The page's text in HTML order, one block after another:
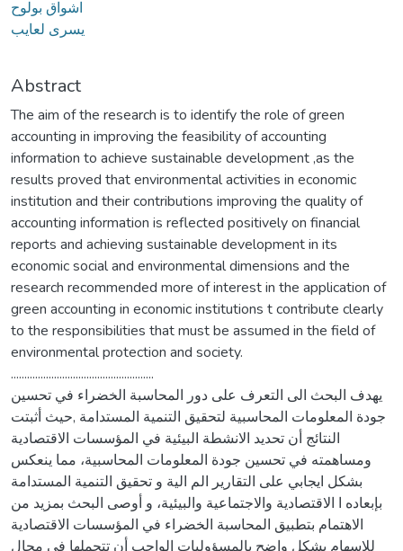
اشواق بولوح
يسرى لعايب
Abstract
The aim of the research is to identify the role of green
accounting in improving the feasibility of accounting
information to achieve sustainable development ,as the
results proved that environmental activities in economic
institution and their contributions improving the quality of
accounting information is reflected positively on financial
reports and achieving sustainable development in its
economic social and environmental dimensions and the
research recommended more of interest in the application of
green accounting in economic institutions t contribute clearly
to the responsibilities that must be assumed in the field of
environmental protection and society.
.....................................................
يهدف البحث الى التعرف على دور المحاسبة الخضراء في تحسين
جودة المعلومات المحاسبية لتحقيق التنمية المستدامة ,حيث أثبتت
النتائج أن تحديد الانشطة البيئية في المؤسسات الاقتصادية
ومساهمته في تحسين جودة المعلومات المحاسبية، مما ينعكس
بشكل ايجابي على التقارير الم الية و تحقيق التنمية المستدامة
بإبعاده ا الاقتصادية والاجتماعية والبيئية، و أوصى البحث بمزيد من
الاهتمام بتطبيق المحاسبة الخضراء في المؤسسات الاقتصادية
للإسهام بشكل واضح بالمسؤوليات الواجب أن تتحملها في مجال